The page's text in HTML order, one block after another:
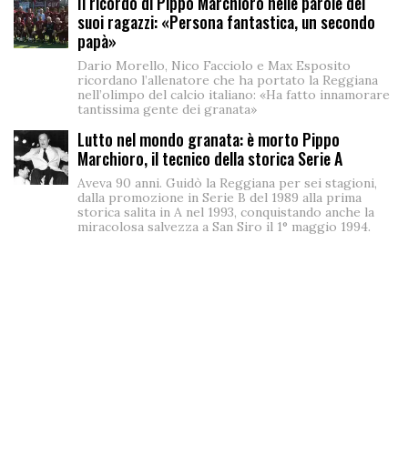
suoi ragazzi: «Persona fantastica, un secondo
papà»
Dario Morello, Nico Facciolo e Max Esposito
ricordano l’allenatore che ha portato la Reggiana
nell’olimpo del calcio italiano: «Ha fatto innamorare
tantissima gente dei granata»
Lutto nel mondo granata: è morto Pippo
Marchioro, il tecnico della storica Serie A
Aveva 90 anni. Guidò la Reggiana per sei stagioni,
dalla promozione in Serie B del 1989 alla prima
storica salita in A nel 1993, conquistando anche la
miracolosa salvezza a San Siro il 1° maggio 1994.